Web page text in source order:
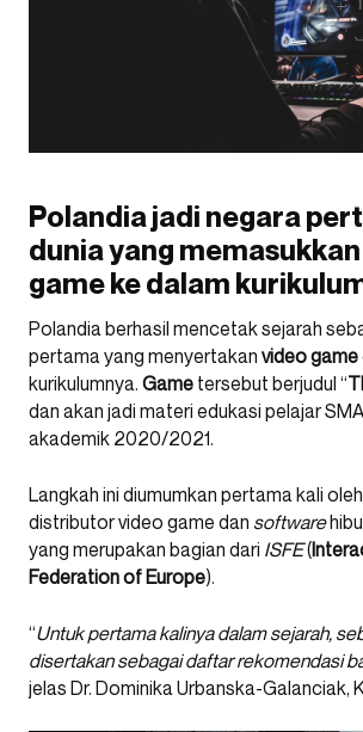
Polandia jadi negara
dunia yang
game ke dalam
Polandia berhasil mencetak sejarah
pertama yang menyertakan video game
kurikulumnya. Game tersebut berjudul “
dan akan jadi materi edukasi pelajar
akademik 2020/2021.
Langkah ini diumumkan pertama kali oleh
distributor video game dan software
yang merupakan bagian dari ISFE(
Federation of Europe).
“Untuk pertama kalinya dalam sejarah,
disertakan sebagai daftar rekomendasi
jelas Dr. Dominika Urbanska-Galanciak,